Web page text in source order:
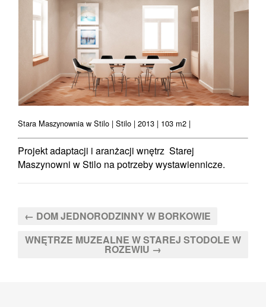
Stara Maszynownia w Stilo | Stilo | 2013 | 103 m2 |
Projekt adaptacji i aranżacji wnętrz Starej
Maszynowni w Stilo na potrzeby wystawiennicze.
← DOM JEDNORODZINNY W BORKOWIE
WNĘTRZE MUZEALNE W STAREJ STODOLE W
ROZEWIU →